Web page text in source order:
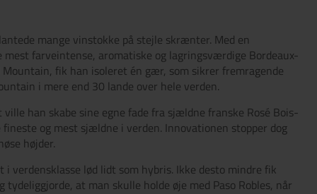
mange vinstokke på stejle skrænter. Med en
farveintense, aromatiske og lagringsværdige Bordeaux-
fik han isoleret én gær, som sikrer fremragende
i mere end 30 lande over hele verden.
han skabe sine egne fade fra sjældne franske Rosé Bois-
og mest sjældne i verden. Innovationen stopper dog
højder.
verdensklasse lød lidt som hybris. Ikke desto mindre fik
at man skulle holde øje med Paso Robles, når